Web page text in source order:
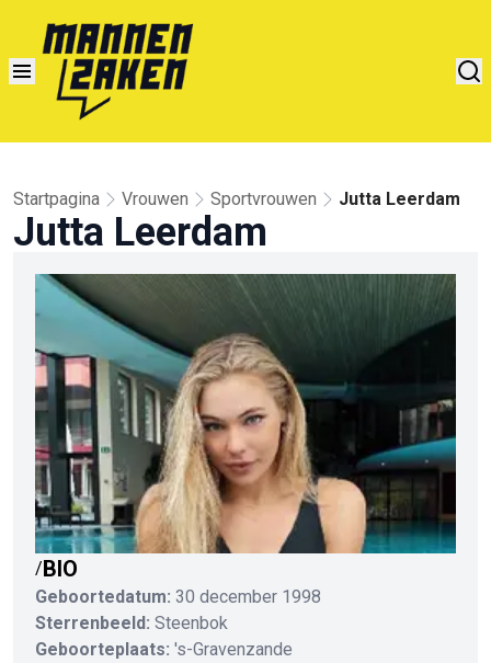
Startpagina Vrouwen Sportvrouwen Jutta Leerdam
Jutta Leerdam
/BIO
Geboortedatum: 30 december 1998
Sterrenbeeld: Steenbok
Geboorteplaats: 's-Gravenzande